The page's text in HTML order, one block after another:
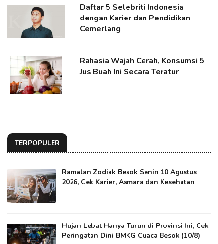
Daftar 5 Selebriti Indonesia
dengan Karier dan Pendidikan
Cemerlang
Rahasia Wajah Cerah, Konsumsi 5
Jus Buah Ini Secara Teratur
TERPOPULER
Ramalan Zodiak Besok Senin 10 Agustus
2026, Cek Karier, Asmara dan Kesehatan
Hujan Lebat Hanya Turun di Provinsi Ini, Cek
Peringatan Dini BMKG Cuaca Besok (10/8)